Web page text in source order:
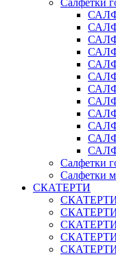
Салфетки
Салфетки
Салфетки
СКАТЕРТИ